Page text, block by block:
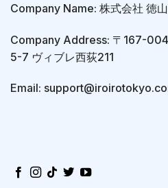
Company Name: 株式会社 徳
Company Address: 〒167-
5-7 ヴィブレ西荻211
Email: